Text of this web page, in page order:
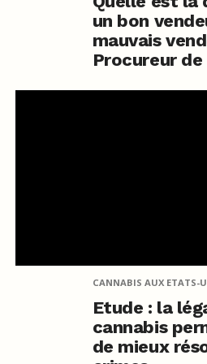
un bon
mauvais
Procureur
CANNABIS AUX ETATS-
Etude : la
cannabis
de mieux